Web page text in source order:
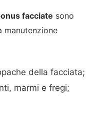
facciate sono
manutenzione
della facciata;
marmi e fregi;